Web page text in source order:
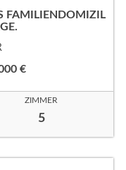
FAMILIENDOMIZIL
€
ZIMMER
5